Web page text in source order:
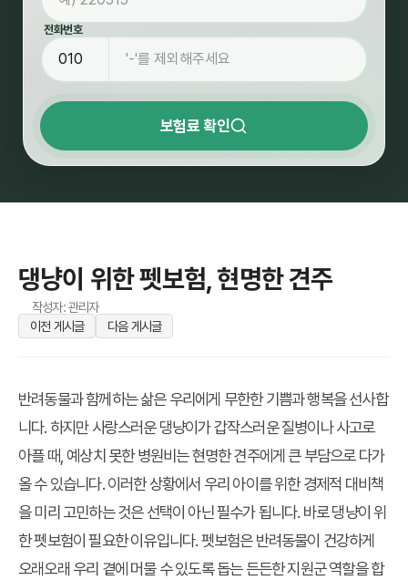
전화번호
보험료 확인
댕냥이 위한 펫보험, 현명한 견주
작성자: 관리자
이전 게시글
다음 게시글
반려동물과 함께하는 삶은 우리에게 무한한 기쁨과 행복을 선사합
니다. 하지만 사랑스러운 댕냥이가 갑작스러운 질병이나 사고로
아플 때, 예상치 못한 병원비는 현명한 견주에게 큰 부담으로 다가
올 수 있습니다. 이러한 상황에서 우리 아이를 위한 경제적 대비책
을 미리 고민하는 것은 선택이 아닌 필수가 됩니다. 바로 댕냥이 위
한 펫보험이 필요한 이유입니다. 펫보험은 반려동물이 건강하게
오래오래 우리 곁에 머물 수 있도록 돕는 든든한 지원군 역할을 합